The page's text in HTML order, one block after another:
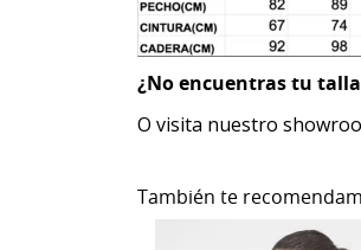
¿No encuentras tu
O visita nuestro
También te